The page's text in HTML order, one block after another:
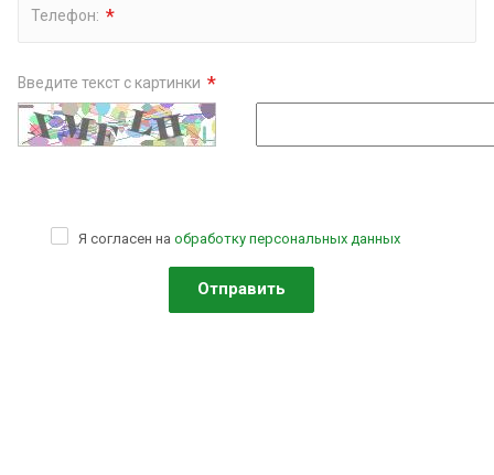
Телефон: *
Введите текст с картинки *
Я согласен на обработку персональных данных